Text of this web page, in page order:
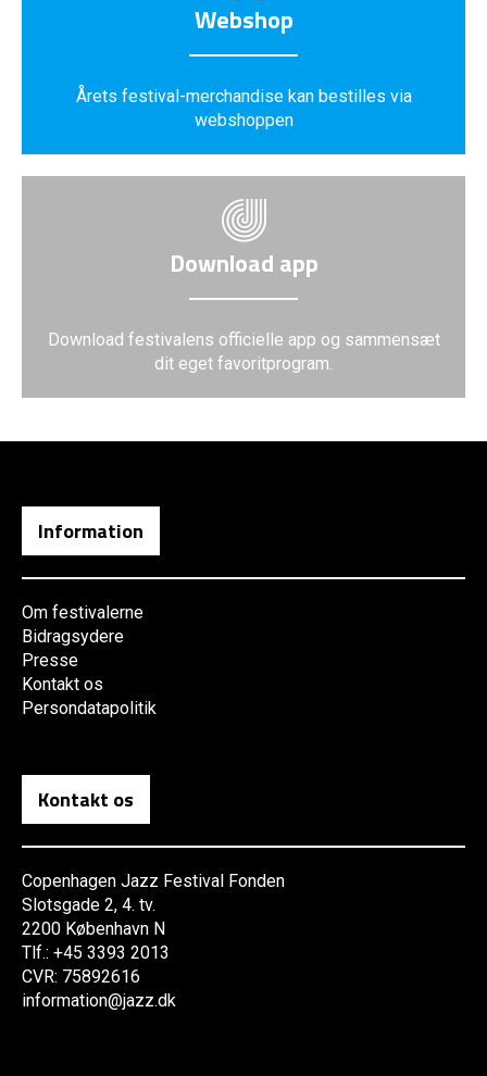
Webshop
Årets festival-merchandise kan bestilles via
webshoppen
Download app
Download festivalens officielle app og sammensæt
dit eget favoritprogram.
Information
Om festivalerne
Bidragsydere
Presse
Kontakt os
Persondatapolitik
Kontakt os
Copenhagen Jazz Festival Fonden
Slotsgade 2, 4. tv.
2200 København N
Tlf.: +45 3393 2013
CVR: 75892616
information@jazz.dk